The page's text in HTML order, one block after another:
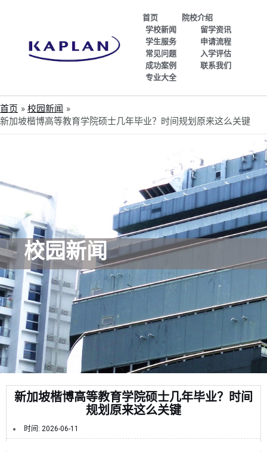
首页
院校介绍
学校新闻
留学资讯
学生服务
申请流程
常见问题
入学评估
成功案例
联系我们
专业大全
首页
校园新闻
新加坡楷博高等教育学院硕士几年毕业？时间规划原来这么关键
校园新闻
新加坡楷博高等教育学院硕士几年毕业？时间
规划原来这么关键
时间: 2026-06-11